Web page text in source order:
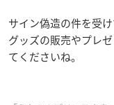
サイン偽造の件を受
グッズの販売やプレ
てくださいね。